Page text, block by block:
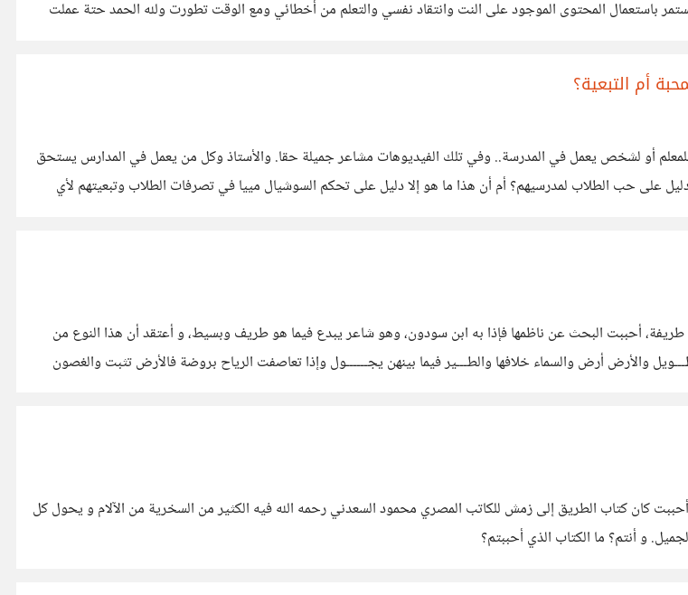
المحتوى الموجود على النت وانتقاد نفسي والتعلم من أخطائي ومع الوقت تطورت ولله الحمد حتة عملت
أم التبعية؟
للمعلم أو لشخص يعمل في المدرسة.. وفي تلك الفيديوهات مشاعر جميلة حقا. والأستاذ وكل من يعمل في المدارس يستحق
حقا هذا الترند دليل على حب الطلاب لمدرسيهم؟ أم أن هذا ما هو إلا دليل على تحكم السوشيال مييا في تصرفات الطلاب وتبعيتهم لأي
طريفة، أحببت البحث عن ناظمها فإذا به ابن سودون، وهو شاعر يبدع فيما هو طريف وبسيط، و أعتقد أن هذا النوع من
الشعر يسمى البديهيات. يقول: البحــــــرُ بحـرٌ والنخيلُ نخيل والفيـــــل فيل والزراف طـــويل والأرض أرض والسماء خلافها والطـــير فيما بينهن يجــــــول وإذا تعاصفت الرياح بروضة فالأرض تثبت والغصون
كان كتاب الطريق إلى زمش للكاتب المصري محمود السعدني رحمه الله فيه الكثير من السخرية من الآلام و يحول كل